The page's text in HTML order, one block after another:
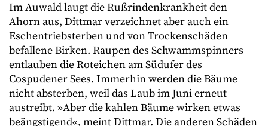
Im Auwald laugt die Rußrindenkrankheit den
Ahorn aus, Dittmar verzeichnet aber auch ein
Eschentriebsterben und von Trockenschäden
befallene Birken. Raupen des Schwammspinners
entlauben die Roteichen am Südufer des
Cospudener Sees. Immerhin werden die Bäume
nicht absterben, weil das Laub im Juni erneut
austreibt. »Aber die kahlen Bäume wirken etwas
beängstigend«, meint Dittmar. Die anderen Schäden